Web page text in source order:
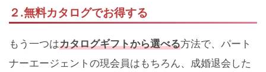
２.無料カタログでお得する
もう一つはカタログギフトから選べる方法で、 パート
ナーエージェントの現会員はもちろん、成婚退会した